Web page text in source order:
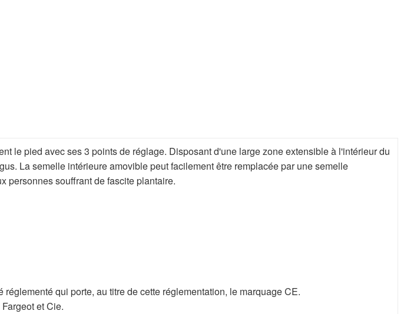
le pied avec ses 3 points de réglage. Disposant d'une large zone extensible à l'intérieur du
La semelle intérieure amovible peut facilement être remplacée par une semelle
personnes souffrant de fascite plantaire.
qui porte, au titre de cette réglementation, le marquage CE.
et Cie.